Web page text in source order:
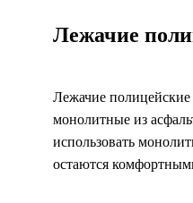
Лежачие
Лежачие
монолитные из
использовать
остаются